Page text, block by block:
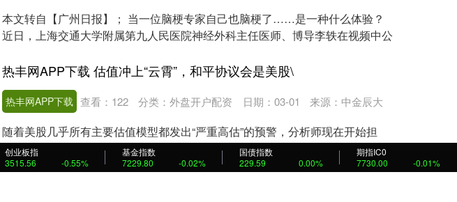
本文转自【广州日报】； 当一位脑梗专家自己也脑梗了……是一种什么体验？
近日，上海交通大学附属第九人民医院神经外科主任医师、博导李轶在视频中公
热丰网APP下载 估值冲上“云霄”，和平协议会是美股\
热丰网APP下载 日期：03-01 来源：中金辰大
查看： 122 分类： 外盘开户配资
随着美股几乎所有主要估值模型都发出“严重高估”的预警，分析师现在开始担
忧，俄乌和平协议的利好消息，可能成为引发"利好出尽"抛售的导火索。 据央
视....
创业板指
3515.56
-0.55%
基金指数
7229.80
-0.02%
国债指数
229.59
0.00%
期指IC0
7730.00
-0.01%